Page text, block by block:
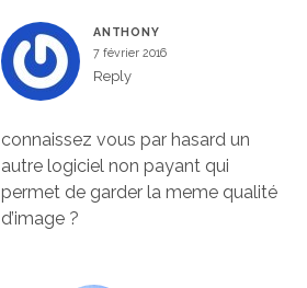
ANTHONY
7 février 2016
Reply
connaissez vous par hasard un
autre logiciel non payant qui
permet de garder la meme qualité
d’image ?